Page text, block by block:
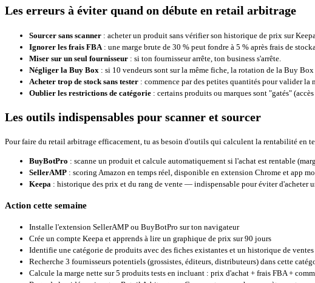
Les erreurs à éviter quand on débute en retail arbitrage
Sourcer sans scanner : acheter un produit sans vérifier son historique de prix sur
Ignorer les frais FBA : une marge brute de 30 % peut fondre à 5 % après frais de
Miser sur un seul fournisseur : si ton fournisseur arrête, ton business s'arrête.
Négliger la Buy Box : si 10 vendeurs sont sur la même fiche, la rotation de la Buy Box
Acheter trop de stock sans tester : commence par des petites quantités pour valider la
Oublier les restrictions de catégorie : certains produits ou marques sont "gatés"
Les outils indispensables pour scanner et sourcer
Pour faire du retail arbitrage efficacement, tu as besoin d'outils qui calculent la rentabilité en
BuyBotPro : scanne un produit et calcule automatiquement si l'achat est rentable
SellerAMP : scoring Amazon en temps réel, disponible en extension Chrome et app
Keepa : historique des prix et du rang de vente — indispensable pour éviter d'acheter
Action cette semaine
Installe l'extension SellerAMP ou BuyBotPro sur ton navigateur
Crée un compte Keepa et apprends à lire un graphique de prix sur 90 jours
Identifie une catégorie de produits avec des fiches existantes et un historique de
Recherche 3 fournisseurs potentiels (grossistes, éditeurs, distributeurs) dans cette
Calcule la marge nette sur 5 produits tests en incluant : prix d'achat + frais FBA +